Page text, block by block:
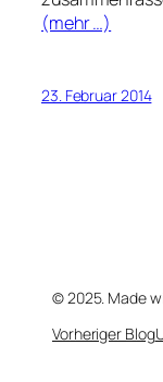
(mehr …)
23. Februar 2014
© 2025. Made
Vorheriger Blog